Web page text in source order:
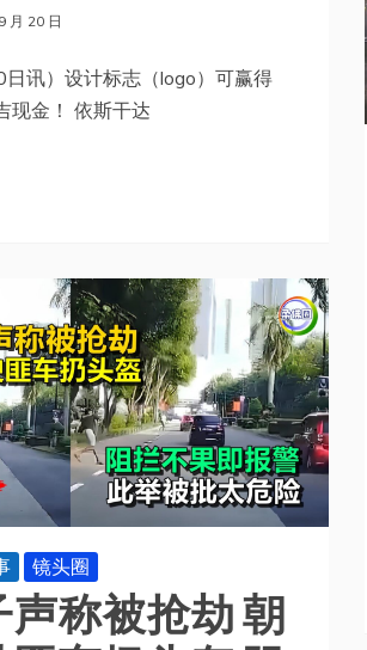
月 20 日
日讯）设计标志（logo）可赢得
现金！ 依斯干达
镜头圈
声称被抢劫 朝